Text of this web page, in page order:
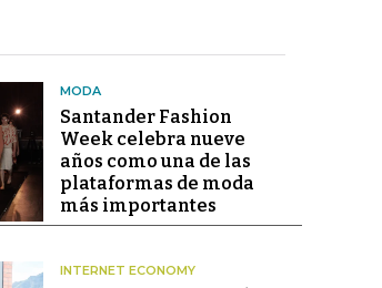
MODA
Santander Fashion
Week celebra nueve
años como una de las
plataformas de moda
más importantes
INTERNET ECONOMY